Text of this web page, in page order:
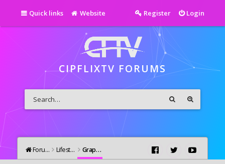
Quick links Website Login
Register
CIPFLIXTV FORUMS
Forums Lifestyle Graphic Design